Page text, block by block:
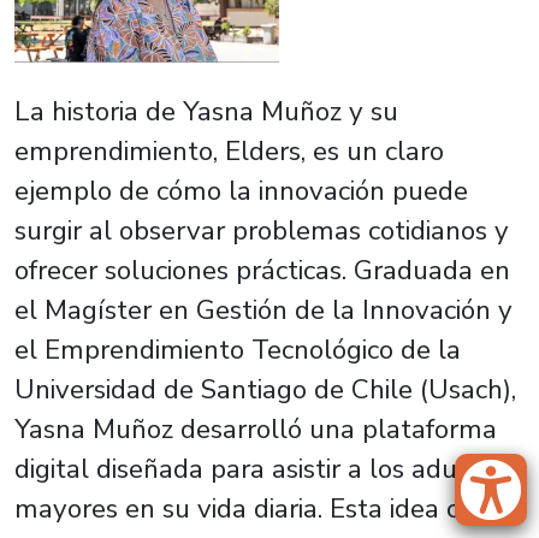
La historia de Yasna Muñoz y su
emprendimiento, Elders, es un claro
ejemplo de cómo la innovación puede
surgir al observar problemas cotidianos y
ofrecer soluciones prácticas. Graduada en
el Magíster en Gestión de la Innovación y
el Emprendimiento Tecnológico de la
Universidad de Santiago de Chile (Usach),
Yasna Muñoz desarrolló una plataforma
digital diseñada para asistir a los adultos
mayores en su vida diaria. Esta idea cobró